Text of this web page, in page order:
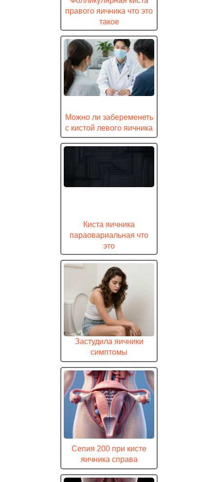
правого яичника что это
такое
Можно ли забеременеть
с кистой левого яичника
Киста яичника
параовариальная что
это
Застудила яичники
симптомы
Сепия 200 при кисте
яичника справа